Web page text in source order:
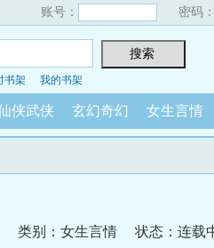
账号： 密码：
书架 我的书架
侠武侠 玄幻奇幻 女生言情
类别：女生言情
状态：连载